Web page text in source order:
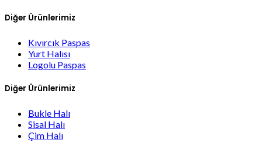
Diğer Ürünlerimiz
Kıvırcık Paspas
Yurt Halısı
Logolu Paspas
Diğer Ürünlerimiz
Bukle Halı
Sisal Halı
Çim Halı